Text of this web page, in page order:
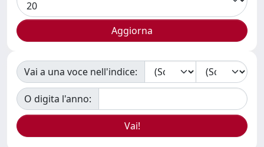
Vai a una voce nell'indice:
O digita l'anno: